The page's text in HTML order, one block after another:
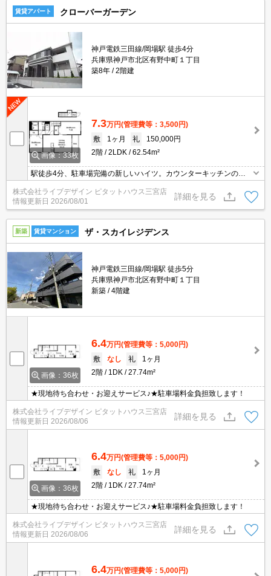
賃貸アパート クローバーガーデン
神戸電鉄三田線/岡場駅 徒歩4分
兵庫県神戸市北区有野中町１丁目
築8年
2階建
画像：33枚
7.3万円(管理費等：3,500円)
敷
1ヶ月 礼
150,000円
2階
2LDK 62.54m²
駅徒歩4分、駐車場完備の新しいハイツ。カウンターキッチンのか
っこいい間取り。南東向き4室限りのプライベート空間！
株式会社ライブデザイン ピタットハウス三宮店
情報更新日 2026/08/01
詳細を見る
新築 賃貸マンション ザ・スカイレジデンス
神戸電鉄三田線/岡場駅 徒歩5分
兵庫県神戸市北区有野中町１丁目
新築
4階建
画像：36枚
6.4万円(管理費等：5,000円)
敷
なし 礼
1ヶ月
2階
1DK 27.74m²
★現地待ち合わせ・お迎えサービス♪★駐車場料金負担致します！
株式会社ライブデザイン ピタットハウス三宮店
情報更新日 2026/08/06
詳細を見る
画像：36枚
6.4万円(管理費等：5,000円)
敷
なし 礼
1ヶ月
2階
1DK 27.74m²
★現地待ち合わせ・お迎えサービス♪★駐車場料金負担致します！
株式会社ライブデザイン ピタットハウス三宮店
情報更新日 2026/08/06
詳細を見る
6.4万円(管理費等：5,000円)